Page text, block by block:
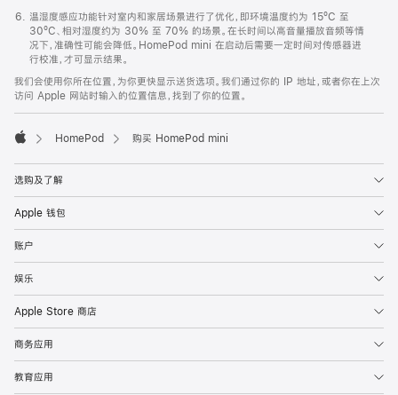
温湿度感应功能针对室内和家居场景进行了优化，即环境温度约为 15ºC 至
30ºC、相对湿度约为 30% 至 70% 的场景。在长时间以高音量播放音频等情
况下，准确性可能会降低。HomePod mini 在启动后需要一定时间对传感器进
行校准，才可显示结果。
我们会使用你所在位置，为你更快显示送货选项。我们通过你的 IP 地址，或者你在上次
访问 Apple 网站时输入的位置信息，找到了你的位置。
HomePod 购买 HomePod mini
选购及了解
Apple 钱包
账户
娱乐
Apple Store 商店
商务应用
教育应用